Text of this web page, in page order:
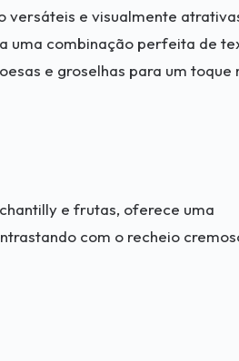
versáteis e visualmente
uma combinação perfeita de
e groselhas para um toque
e frutas, oferece uma
com o recheio